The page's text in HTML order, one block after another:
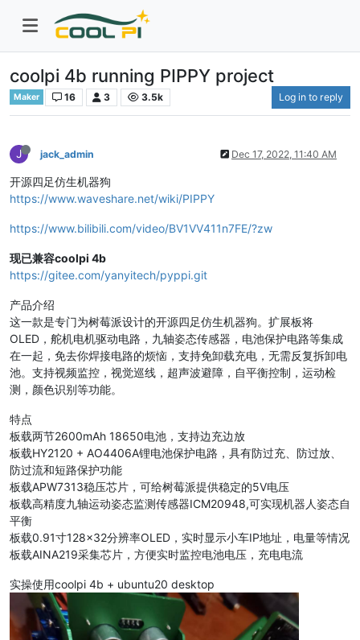
coolpi 4b running PIPPY project
Maker 16 3 3.5k Log in to reply
J jack_admin Dec 17, 2022, 11:40 AM
开源四足仿生机器狗
https://www.waveshare.net/wiki/PIPPY
https://www.bilibili.com/video/BV1VV411n7FE/?zw
现已兼容coolpi 4b
https://gitee.com/yanyitech/pyppi.git
产品介绍
这一款是专门为树莓派设计的开源四足仿生机器狗。扩展板将
OLED，舵机电机驱动电路，九轴姿态传感器，电池保护电路等集成
在一起，免去你焊接电路的烦恼，支持免卸载充电，无需反复拆卸电
池。支持视频监控，视觉巡线，超声波避障，自平衡控制，运动检
测，颜色识别等功能。
特点
板载两节2600mAh 18650电池，支持边充边放
板载HY2120 + AO4406A锂电池保护电路，具有防过充、防过放、
防过流和短路保护功能
板载APW7313稳压芯片，可给树莓派提供稳定的5V电压
板载高精度九轴运动姿态监测传感器ICM20948,可实现机器人姿态自
平衡
板载0.91寸128×32分辨率OLED，实时显示小车IP地址，电量等情况
板载AINA219采集芯片，方便实时监控电池电压，充电电流
实操使用coolpi 4b + ubuntu20 desktop